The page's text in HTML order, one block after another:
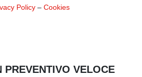
Policy – Cookies
PREVENTIVO VELOCE